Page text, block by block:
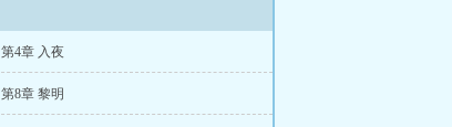
第4章 入夜
第8章 黎明